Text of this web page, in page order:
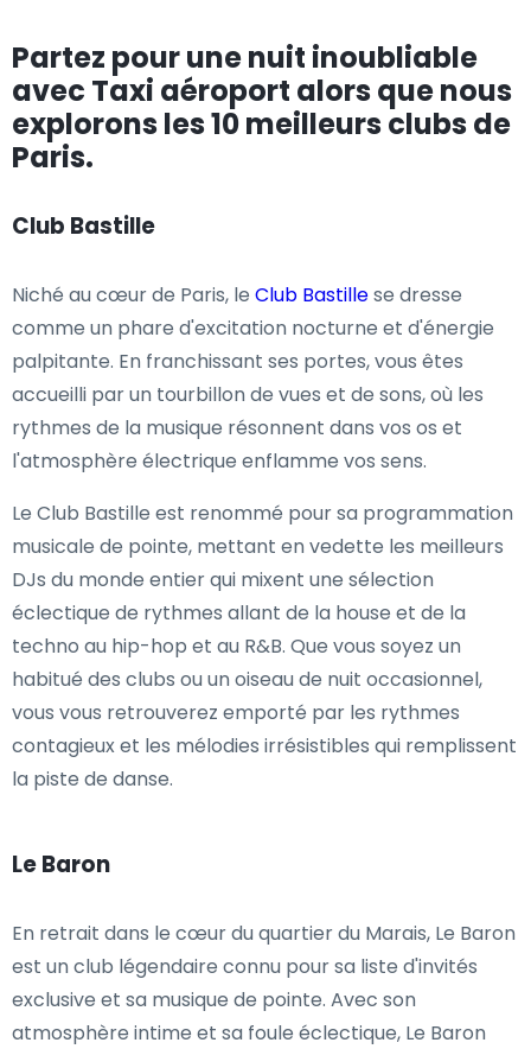
Partez pour une nuit inoubliable
avec Taxi aéroport alors que nous
explorons les 10 meilleurs clubs de
Paris.
Club Bastille
Niché au cœur de Paris, le Club Bastillese dresse
comme un phare d'excitation nocturne et d'énergie
palpitante. En franchissant ses portes, vous êtes
accueilli par un tourbillon de vues et de sons, où les
rythmes de la musique résonnent dans vos os et
l'atmosphère électrique enflamme vos sens.
Le Club Bastille est renommé pour sa programmation
musicale de pointe, mettant en vedette les meilleurs
DJs du monde entier qui mixent une sélection
éclectique de rythmes allant de la house et de la
techno au hip-hop et au R&B. Que vous soyez un
habitué des clubs ou un oiseau de nuit occasionnel,
vous vous retrouverez emporté par les rythmes
contagieux et les mélodies irrésistibles qui remplissent
la piste de danse.
Le Baron
En retrait dans le cœur du quartier du Marais, Le Baron
est un club légendaire connu pour sa liste d'invités
exclusive et sa musique de pointe. Avec son
atmosphère intime et sa foule éclectique, Le Baron